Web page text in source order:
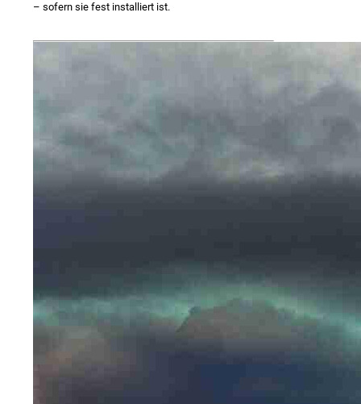
– sofern sie fest installiert ist.